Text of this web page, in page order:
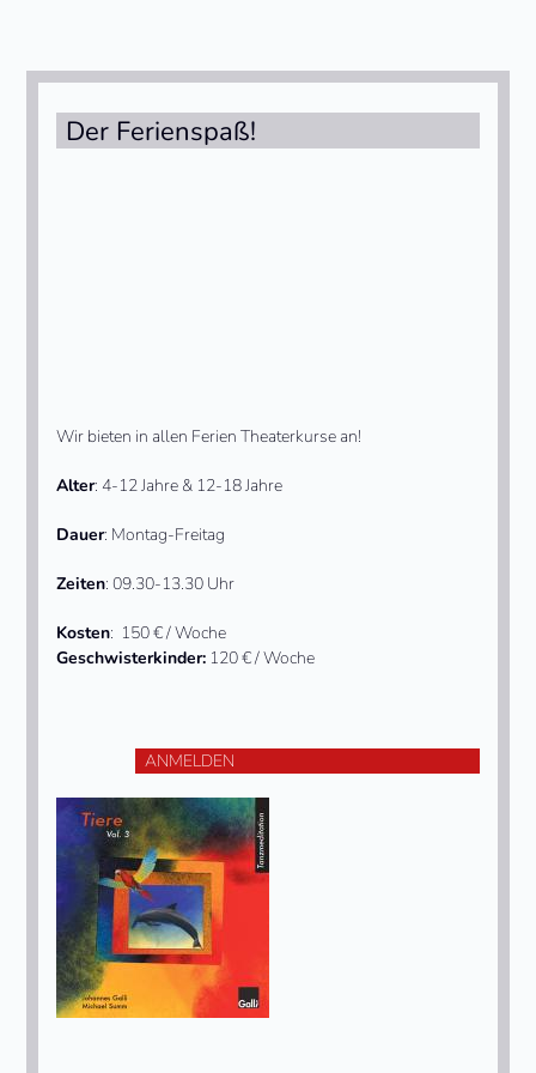
Der Ferienspaß!
Wir bieten in allen Ferien Theaterkurse an!
Alter: 4-12 Jahre & 12-18 Jahre
Dauer: Montag-Freitag
Zeiten: 09.30-13.30 Uhr
Kosten: 150 € / Woche
Geschwisterkinder: 120 € / Woche
ANMELDEN